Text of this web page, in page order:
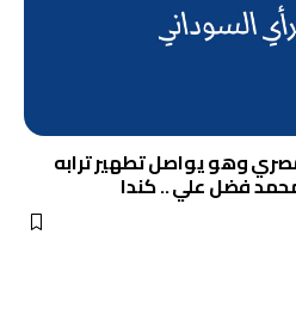
وهو يواصل تطهير ترابه
فضل علي .. كندا